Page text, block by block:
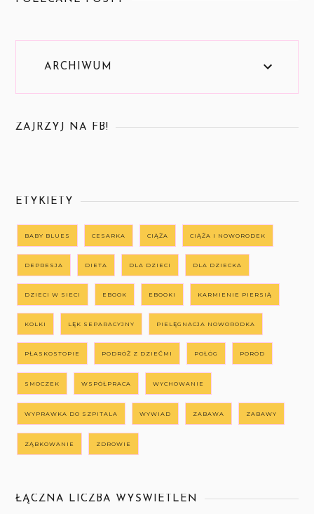
ARCHIWUM
ZAJRZYJ NA FB!
ETYKIETY
BABY BLUES CESARKA CIĄŻA CIĄŻA I NOWORODEK
DEPRESJA DIETA DLA DZIECI DLA DZIECKA
DZIECI W SIECI EBOOK EBOOKI KARMIENIE PIERSIĄ
KOLKI LĘK SEPARACYJNY PIELĘGNACJA NOWORODKA
PŁASKOSTOPIE PODRÓŻ Z DZIEĆMI POŁÓG PORÓD
SMOCZEK WSPÓŁPRACA WYCHOWANIE
WYPRAWKA DO SZPITALA WYWIAD ZABAWA ZABAWY
ZĄBKOWANIE ZDROWIE
ŁĄCZNA LICZBA WYŚWIETLEŃ